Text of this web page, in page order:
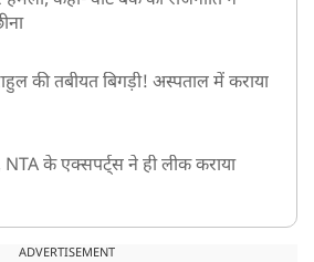
की तबीयत बिगड़ी! अस्पताल में कराया
के एक्सपर्ट्स ने ही लीक कराया
गंगा उफान पर, जलस्तर में बढ़ोतरी
ADVERTISEMENT